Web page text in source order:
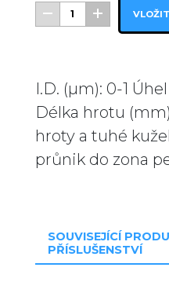
I.D. (µm): 0-1
Délka hrotu
hroty a tuhé
průnik do zona
SOUVISEJÍCÍ
PŘÍSLUŠENSTVÍ